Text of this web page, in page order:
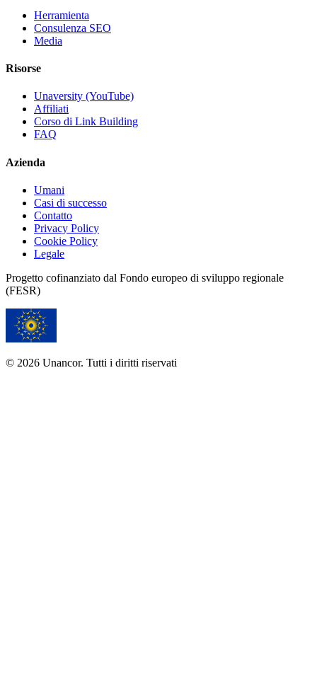
Herramienta
Consulenza SEO
Media
Risorse
Unaversity (YouTube)
Affiliati
Corso di Link Building
FAQ
Azienda
Umani
Casi di successo
Contatto
Privacy Policy
Cookie Policy
Legale
Progetto cofinanziato dal Fondo europeo di sviluppo regionale
(FESR)
© 2026 Unancor. Tutti i diritti riservati